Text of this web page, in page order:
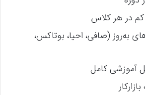
در هر کلاس
به‌روز (صافی، احیا، بوتاکس،
آموزشی کامل